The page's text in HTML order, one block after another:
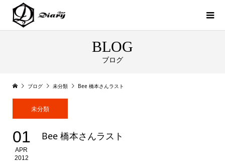
BLOG
ブログ
ブログ 未分類 Bee 橋本さんラスト
未分類
01
APR
2012
Bee 橋本さんラスト